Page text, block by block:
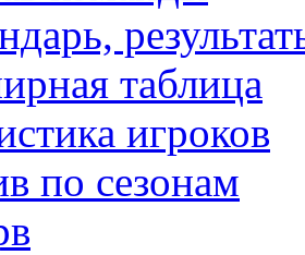
таблица
игроков
по сезонам